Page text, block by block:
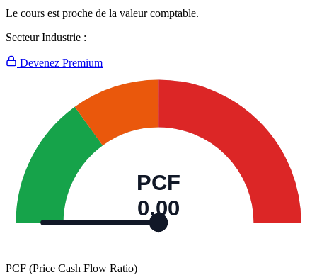
Le cours est proche de la valeur comptable.
Secteur Industrie :
Devenez Premium
PCF
0,00
PCF (Price Cash Flow Ratio)